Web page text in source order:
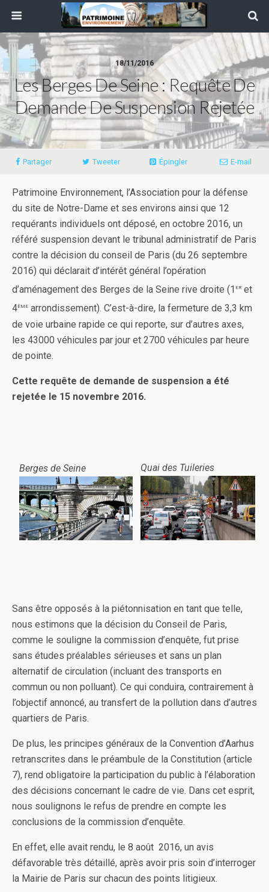
18/11/2016
Les Berges De Seine : Requête De
Demande De Suspension Rejetée
Partager Tweeter Épingler E-mail
Patrimoine Environnement, l’Association pour la défense
du site de Notre-Dame et ses environs ainsi que 12
requérants individuels ont déposé, en octobre 2016, un
référé suspension devant le tribunal administratif de Paris
contre la décision du conseil de Paris (du 26 septembre
2016) qui déclarait d’intérêt général l’opération
d’aménagement des Berges de la Seine rive droite (1 er et
4ème arrondissement). C’est-à-dire, la fermeture de 3,3 km
de voie urbaine rapide ce qui reporte, sur d’autres axes,
les 43000 véhicules par jour et 2700 véhicules par heure
de pointe.
Cette requête de demande de suspension a été
rejetée le 15 novembre 2016.
Berges de Seine Quai des Tuileries
Sans être opposés à la piétonnisation en tant que telle,
nous estimons que la décision du Conseil de Paris,
comme le souligne la commission d’enquête, fut prise
sans études préalables sérieuses et sans un plan
alternatif de circulation (incluant des transports en
commun ou non polluant). Ce qui conduira, contrairement à
l’objectif annoncé, au transfert de la pollution dans d’autres
quartiers de Paris.
De plus, les principes généraux de la Convention d’Aarhus
retranscrites dans le préambule de la Constitution (article
7), rend obligatoire la participation du public à l’élaboration
des décisions concernant le cadre de vie. Dans cet esprit,
nous soulignons le refus de prendre en compte les
conclusions de la commission d’enquête.
En effet, elle avait rendu, le 8 août 2016, un avis
défavorable très détaillé, après avoir pris soin d’interroger
la Mairie de Paris sur chacun des points litigieux.